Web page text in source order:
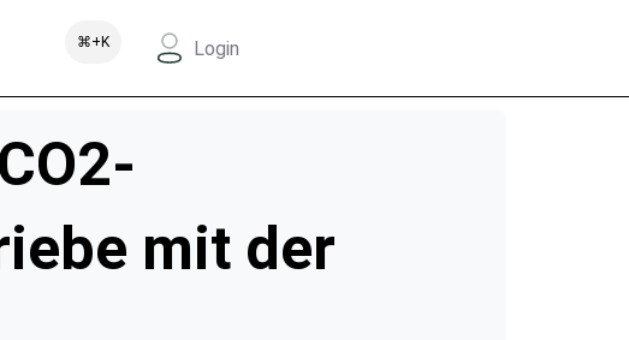
⌘+K Login
mit der